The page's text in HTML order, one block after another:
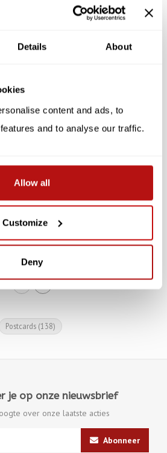
Details About
content and ads, to
and to analyse our traffic.
Allow all
Customize
Deny
Katten Advent Kalender -
Enveloppe
Postcards (138)
je op onze nieuwsbrief
over onze laatste acties
Abonneer